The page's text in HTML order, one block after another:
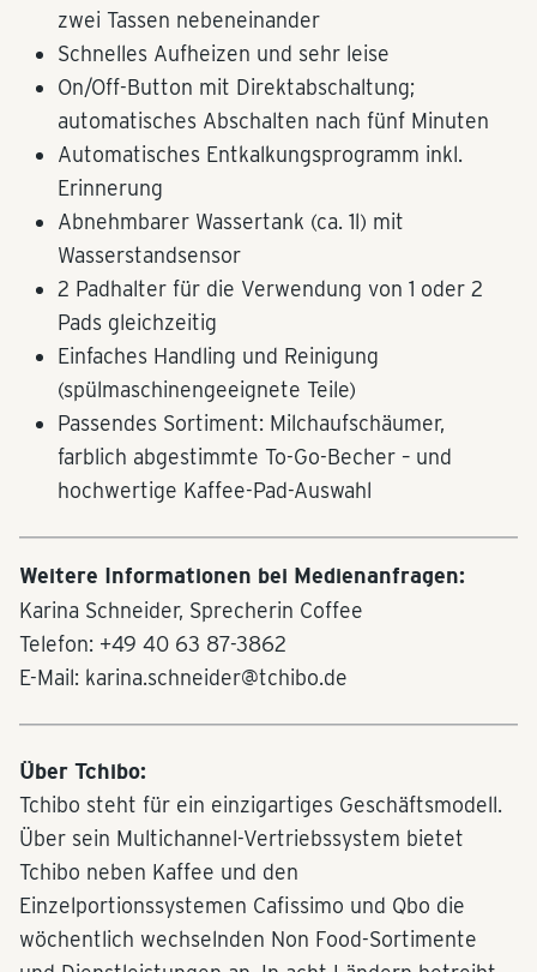
zwei Tassen nebeneinander
Schnelles Aufheizen und sehr leise
On/Off-Button mit Direktabschaltung;
automatisches Abschalten nach fünf Minuten
Automatisches Entkalkungsprogramm inkl.
Erinnerung
Abnehmbarer Wassertank (ca. 1l) mit
Wasserstandsensor
2 Padhalter für die Verwendung von 1 oder 2
Pads gleichzeitig
Einfaches Handling und Reinigung
(spülmaschinengeeignete Teile)
Passendes Sortiment: Milchaufschäumer,
farblich abgestimmte To-Go-Becher – und
hochwertige Kaffee-Pad-Auswahl
Weitere Informationen bei Medienanfragen:
Karina Schneider, Sprecherin Coffee
Telefon: +49 40 63 87-3862
E-Mail: karina.schneider@tchibo.de
Über Tchibo:
Tchibo steht für ein einzigartiges Geschäftsmodell.
Über sein Multichannel-Vertriebssystem bietet
Tchibo neben Kaffee und den
Einzelportionssystemen Cafissimo und Qbo die
wöchentlich wechselnden Non Food-Sortimente